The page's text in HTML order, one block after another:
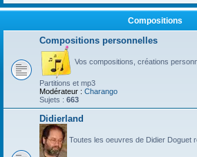
Compositions
Compositions personnelles
Vos compositions, créations
Partitions et mp3
Modérateur : Charango
Sujets : 663
Didierland
Toutes les oeuvres de Didier Doguet